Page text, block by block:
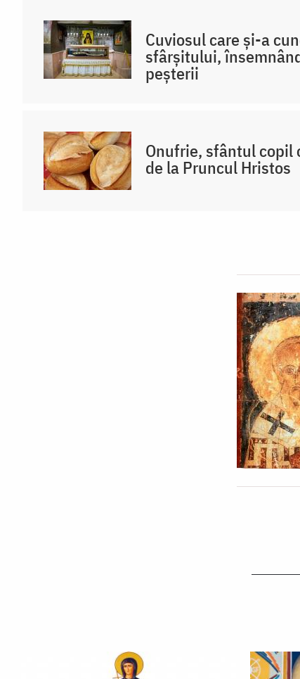
Cuviosul care și-a
sfârșitului,
peșterii
Onufrie, sfântul copil
de la Pruncul Hristos